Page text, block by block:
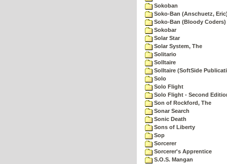
Sokoban
Soko-Ban (Anschuetz,
Soko-Ban (Bloody Coders)
Sokobar
Solar Star
Solar System, The
Solitario
Solltaire
Solltaire (SoftSide
Solo
Solo Flight
Solo Flight - Second
Son of Rockford, The
Sonar Search
Sonic Death
Sons of Liberty
Sop
Sorcerer
Sorcerer's Apprentice
S.O.S. Mangan